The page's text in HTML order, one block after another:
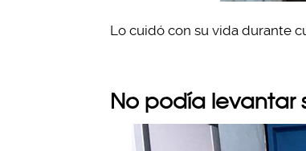
Lo cuidó con su vida durante
No podía levantar